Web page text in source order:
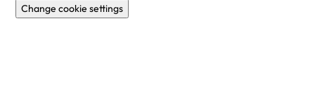
Change cookie settings